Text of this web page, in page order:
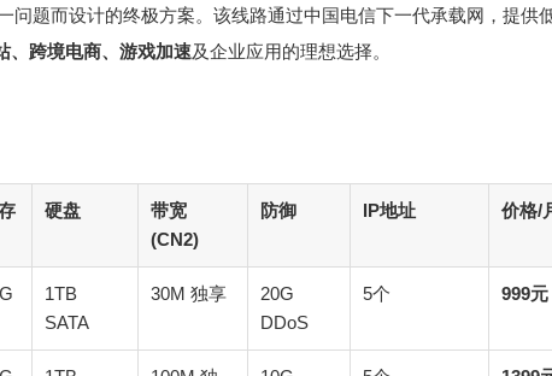
问题而设计的终极方案。该线路通过中国电信下一代承载网，提供
、跨境电商、游戏加速及企业应用的理想选择。
硬盘
带宽
(CN2)
防御 IP地址 价格/
1TB
SATA
30M 独享
20G
DDoS
5个 999元